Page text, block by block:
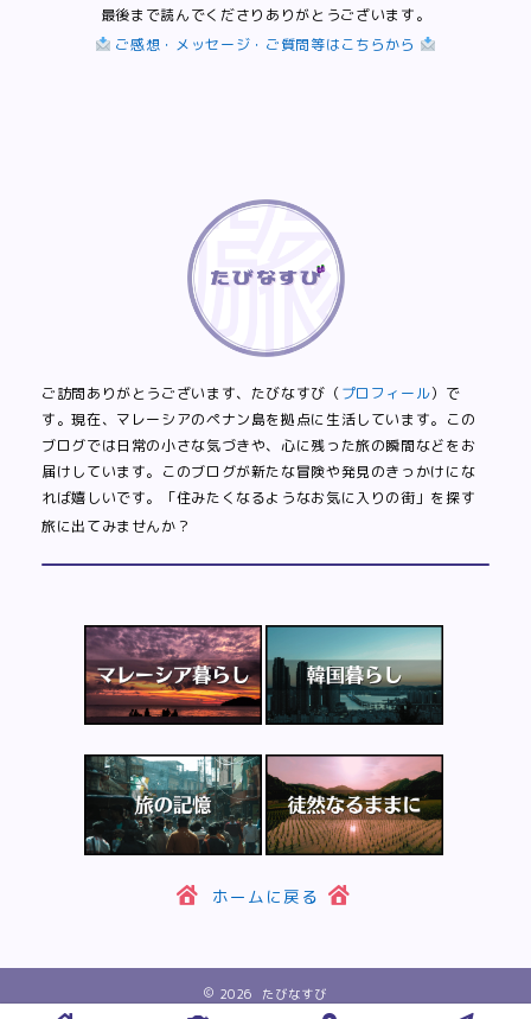
最後まで読んでくださりありがとうございます。
ご感想・メッセージ・ご質問等はこちらから
ご訪問ありがとうございます、たびなすび（プロフィール）で
す。現在、マレーシアのペナン島を拠点に生活しています。この
ブログでは日常の小さな気づきや、心に残った旅の瞬間などをお
届けしています。このブログが新たな冒険や発見のきっかけにな
れば嬉しいです。「住みたくなるようなお気に入りの街」を探す
旅に出てみませんか？
ホームに戻る
2026 たびなすび